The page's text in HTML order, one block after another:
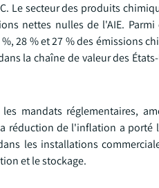
Le secteur des produits
nettes nulles de l'AIE. Parmi
28 % et 27 % des émissions
la chaîne de valeur des
mandats réglementaires,
réduction de l'inflation a porté
les installations
et le stockage.